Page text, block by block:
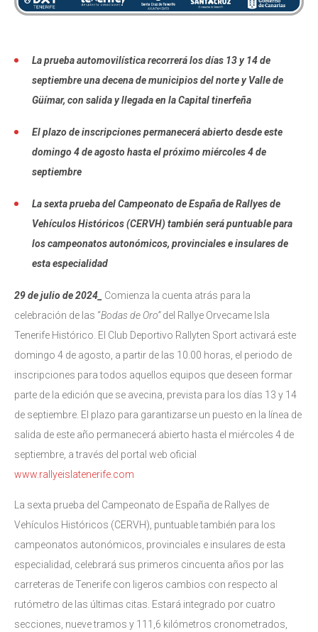
La prueba automovilística recorrerá los días 13 y 14 de
septiembre una decena de municipios del norte y Valle de
Güímar, con salida y llegada en la Capital tinerfeña
El plazo de inscripciones permanecerá abierto desde este
domingo 4 de agosto hasta el próximo miércoles 4 de
septiembre
La sexta prueba del Campeonato de España de Rallyes de
Vehículos Históricos (CERVH) también será puntuable para
los campeonatos autonómicos, provinciales e insulares de
esta especialidad
29 de julio de 2024_
Comienza la cuenta atrás para la
celebración de las “Bodas de Oro”del Rallye Orvecame Isla
Tenerife Histórico. El Club Deportivo Rallyten Sport activará este
domingo 4 de agosto, a partir de las 10.00 horas, el periodo de
inscripciones para todos aquellos equipos que deseen formar
parte de la edición que se avecina, prevista para los días 13 y 14
de septiembre. El plazo para garantizarse un puesto en la línea de
salida de este año permanecerá abierto hasta el miércoles 4 de
septiembre, a través del portal web oficial
www.rallyeislatenerife.com
La sexta prueba del Campeonato de España de Rallyes de
Vehículos Históricos (CERVH), puntuable también para los
campeonatos autonómicos, provinciales e insulares de esta
especialidad, celebrará sus primeros cincuenta años por las
carreteras de Tenerife con ligeros cambios con respecto al
rutómetro de las últimas citas. Estará integrado por cuatro
secciones, nueve tramos y 111,6 kilómetros cronometrados,